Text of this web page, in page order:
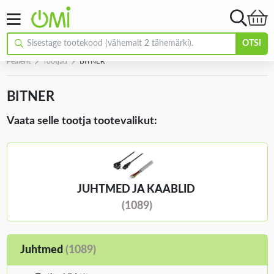
OTSI
Pealeht Tootjad BITNER
BITNER
Vaata selle tootja tootevalikut:
JUHTMED JA KAABLID
(1089)
Juhtmed (1089)